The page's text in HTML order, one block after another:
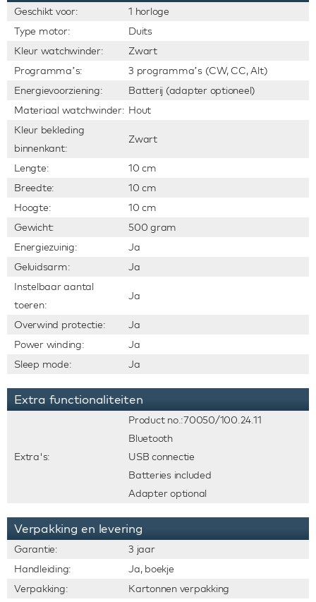
Geschikt voor:
1 horloge
Type motor:
Duits
Kleur watchwinder:
Zwart
Programma’s:
3 programma’s (CW, CC, Alt)
Energievoorziening:
Batterij (adapter optioneel)
Materiaal watchwinder: Hout
Kleur bekleding
binnenkant:
Zwart
Lengte:
10 cm
Breedte:
10 cm
Hoogte:
10 cm
Gewicht:
500 gram
Energiezuinig:
Ja
Geluidsarm:
Ja
Instelbaar aantal
toeren:
Ja
Overwind protectie:
Ja
Power winding:
Ja
Sleep mode:
Ja
Extra functionaliteiten
Extra's:
Product no.:70050/100.24.11
Bluetooth
USB connectie
Batteries included
Adapter optional
Verpakking en levering
Garantie:
3 jaar
Handleiding:
Ja, boekje
Verpakking:
Kartonnen verpakking